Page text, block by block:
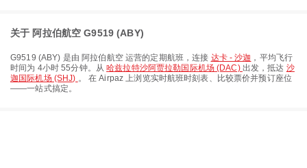
关于 阿拉伯航空 G9519 (ABY)
G9519 (ABY) 是由 阿拉伯航空运营的定期航班，连接 达卡 - 沙迦 ，平均飞行
时间为 4小时 55分钟。从哈兹拉特沙阿贾拉勒国际机场 (DAC) 出发，抵达 沙
迦国际机场 (SHJ) 。 在 Airpaz 上浏览实时航班时刻表、比较票价并预订座位
——一站式搞定。